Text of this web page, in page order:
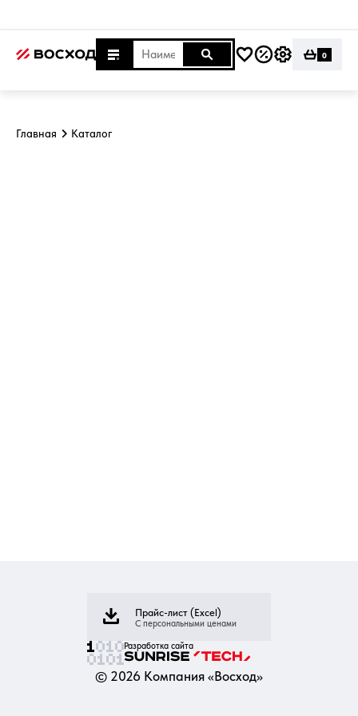
0
Главная Каталог
Прайс-лист (Excel)
С персональными ценами
Разработка сайта
© 2026 Компания «Восход»